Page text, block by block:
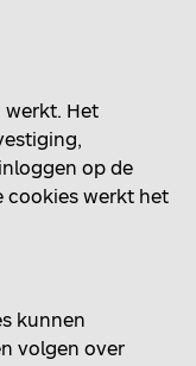
werkt. Het
op de
cookies werkt het
kunnen
volgen over